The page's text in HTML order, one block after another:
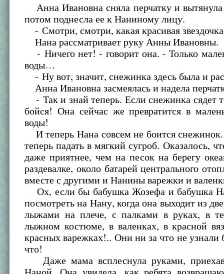
Анна Ивановна сняла перчатку и
потом поднесла ее к Наниному лицу.
- Смотри, смотри, какая красивая
Нана рассматривает руку Анны Ивановны.
- Ничего нет! - говорит она. - Только
воды…
- Ну вот, значит, снежинка здесь была и
Анна Ивановна засмеялась и надела
- Так и знай теперь. Если снежинка сядет
бойся! Она сейчас же превратится в
воды!
И теперь Нана совсем не боится
теперь падать в мягкий сугроб. Оказалось,
даже приятнее, чем на песок на берегу
раздевалке, около батарей центрального
вместе с другими и Нанины варежки и
Ох, если бы бабушка Жозефа и бабушка
посмотреть на Нану, когда она выходит из
лыжами на плече, с палками в руках, в
лыжном костюме, в валенках, в красной
красных варежках!.. Они ни за что не
что!
Даже мама всплеснула руками,